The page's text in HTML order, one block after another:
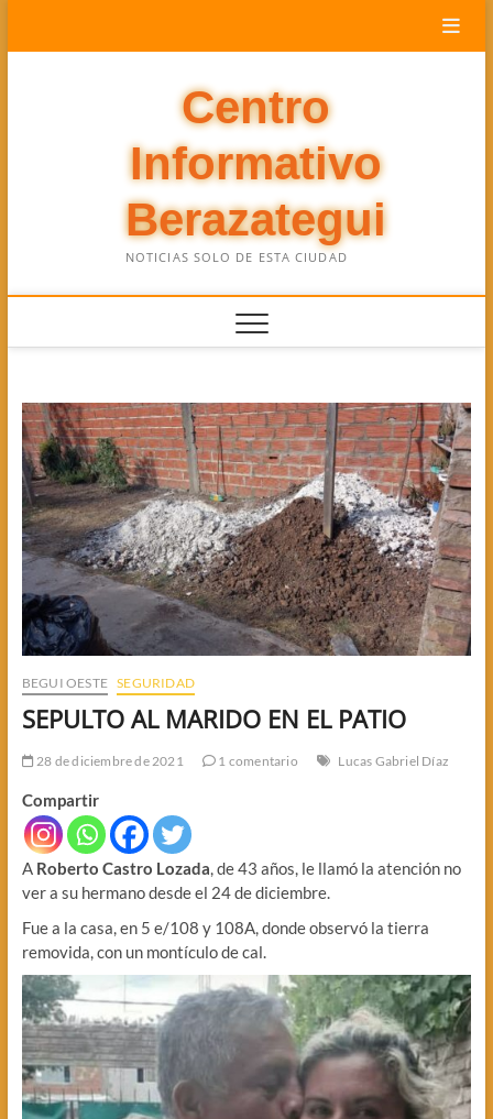
Centro
Informativo
Berazategui
NOTICIAS SOLO DE ESTA CIUDAD
BEGUI OESTE SEGURIDAD
SEPULTO AL MARIDO EN EL PATIO
28 de diciembre de 2021 1 comentario Lucas Gabriel Díaz
Compartir
A Roberto Castro Lozada , de 43 años, le llamó la atención no
ver a su hermano desde el 24 de diciembre.
Fue a la casa, en 5 e/108 y 108A, donde observó la tierra
removida, con un montículo de cal.